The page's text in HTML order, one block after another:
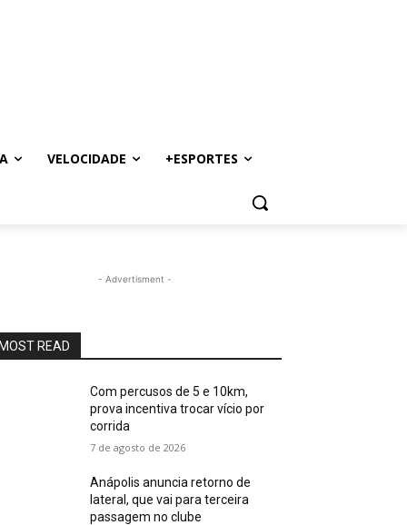
VELOCIDADE +ESPORTES
- Advertisment -
MOST READ
Com percusos de 5 e 10km,
prova incentiva trocar vício por
corrida
7 de agosto de 2026
Anápolis anuncia retorno de
lateral, que vai para terceira
passagem no clube